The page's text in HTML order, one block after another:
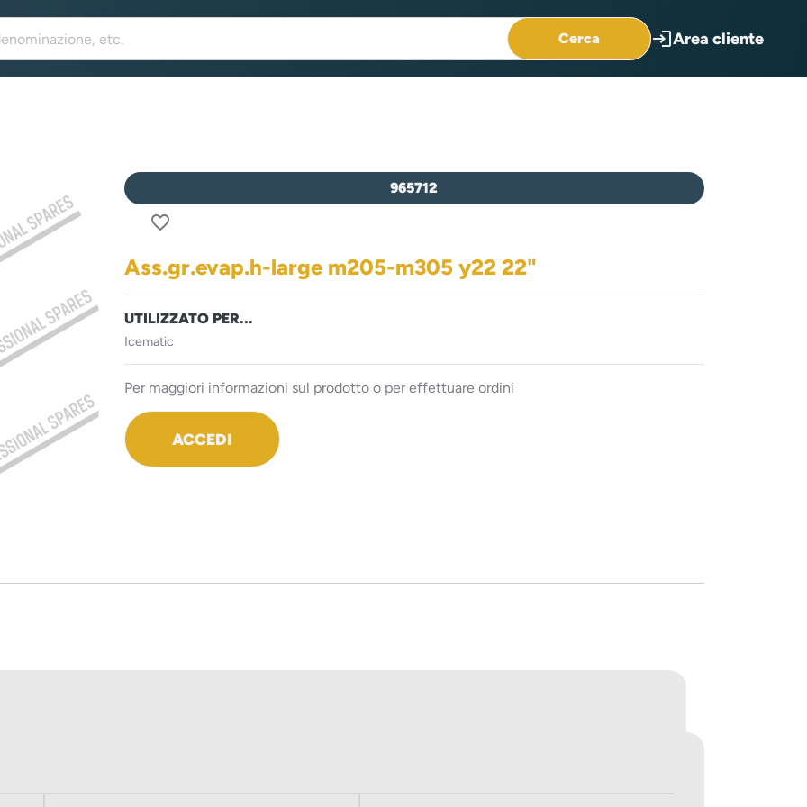
Cerca loginArea cliente
965712
favorite_border
Ass.gr.evap.h-large m205-m305 y22 22"
UTILIZZATO PER...
Icematic
Per maggiori informazioni sul prodotto o per effettuare ordini
ACCEDI